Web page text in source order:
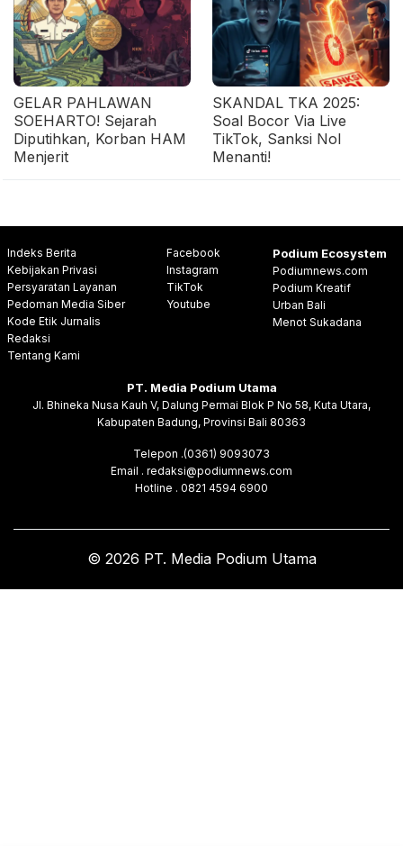
GELAR PAHLAWAN
SOEHARTO! Sejarah
Diputihkan, Korban HAM
Menjerit
SKANDAL TKA 2025:
Soal Bocor Via Live
TikTok, Sanksi Nol
Menanti!
Indeks Berita
Kebijakan Privasi
Persyaratan Layanan
Pedoman Media Siber
Kode Etik Jurnalis
Redaksi
Tentang Kami
Facebook
Instagram
TikTok
Youtube
Podium Ecosystem
Podiumnews.com
Podium Kreatif
Urban Bali
Menot Sukadana
PT. Media Podium Utama
Jl. Bhineka Nusa Kauh V, Dalung Permai Blok P No 58, Kuta Utara,
Kabupaten Badung, Provinsi Bali 80363
Telepon .(0361) 9093073
Email . redaksi@podiumnews.com
Hotline . 0821 4594 6900
© 2026 PT. Media Podium Utama